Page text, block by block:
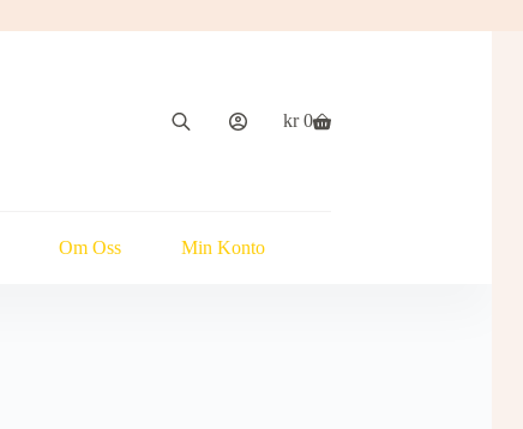
Handlekurv
kr0
Om Oss Min Konto